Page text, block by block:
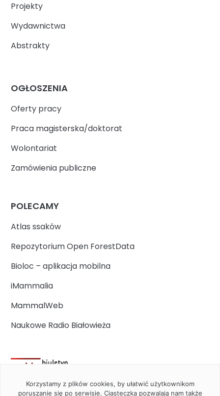
Projekty
Wydawnictwa
Abstrakty
OGŁOSZENIA
Oferty pracy
Praca magisterska/doktorat
Wolontariat
Zamówienia publiczne
POLECAMY
Atlas ssaków
Repozytorium Open ForestData
Bioloc – aplikacja mobilna
iMammalia
MammalWeb
Naukowe Radio Białowieża
Korzystamy z plików cookies, by ułatwić użytkownikom
poruszanie się po serwisie. Ciasteczka pozwalają nam także